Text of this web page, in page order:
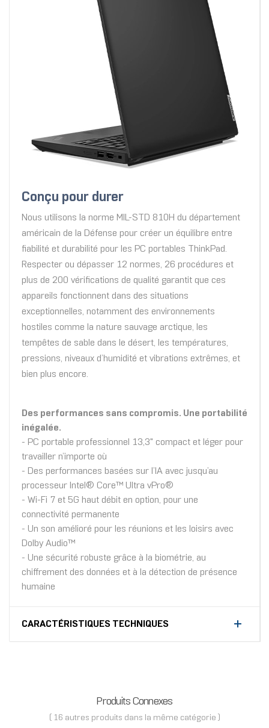
Conçu pour durer
Nous utilisons la norme MIL-STD 810H du département
américain de la Défense pour créer un équilibre entre
fiabilité et durabilité pour les PC portables ThinkPad.
Respecter ou dépasser 12 normes, 26 procédures et
plus de 200 vérifications de qualité garantit que ces
appareils fonctionnent dans des situations
exceptionnelles, notamment des environnements
hostiles comme la nature sauvage arctique, les
tempêtes de sable dans le désert, les températures,
pressions, niveaux d’humidité et vibrations extrêmes, et
bien plus encore.
Des performances sans compromis. Une portabilité
inégalée.
- PC portable professionnel 13,3" compact et léger pour
travailler n’importe où
- Des performances basées sur l’IA avec jusqu’au
processeur Intel® Core™ Ultra vPro®
- Wi-Fi 7 et 5G haut débit en option, pour une
connectivité permanente
- Un son amélioré pour les réunions et les loisirs avec
Dolby Audio™
- Une sécurité robuste grâce à la biométrie, au
chiffrement des données et à la détection de présence
humaine
CARACTÉRISTIQUES TECHNIQUES
Produits Connexes
( 16 autres produits dans la même catégorie )